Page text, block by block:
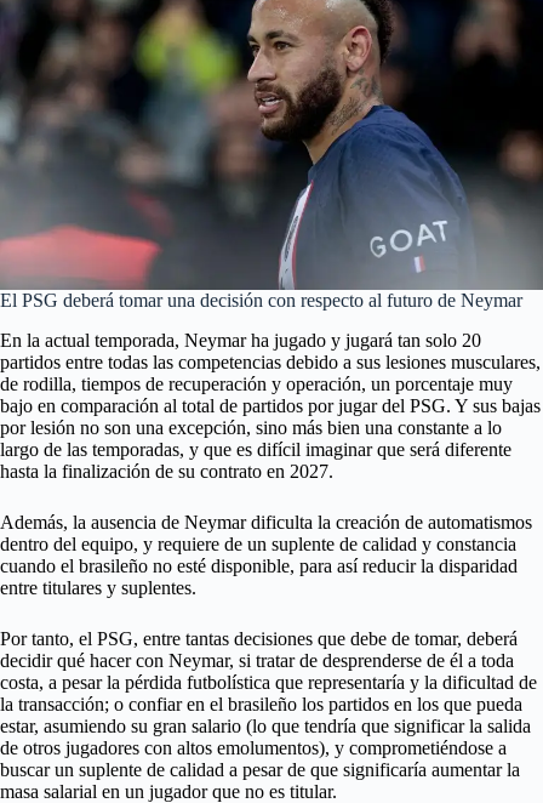
El PSG deberá tomar una decisión con respecto al futuro de Neymar
En la actual temporada, Neymar ha jugado y jugará tan solo 20
partidos entre todas las competencias debido a sus lesiones musculares,
de rodilla, tiempos de recuperación y operación, un porcentaje muy
bajo en comparación al total de partidos por jugar del PSG. Y sus bajas
por lesión no son una excepción, sino más bien una constante a lo
largo de las temporadas, y que es difícil imaginar que será diferente
hasta la finalización de su contrato en 2027.
Además, la ausencia de Neymar dificulta la creación de automatismos
dentro del equipo, y requiere de un suplente de calidad y constancia
cuando el brasileño no esté disponible, para así reducir la disparidad
entre titulares y suplentes.
Por tanto, el PSG, entre tantas decisiones que debe de tomar, deberá
decidir qué hacer con Neymar, si tratar de desprenderse de él a toda
costa, a pesar la pérdida futbolística que representaría y la dificultad de
la transacción; o confiar en el brasileño los partidos en los que pueda
estar, asumiendo su gran salario (lo que tendría que significar la salida
de otros jugadores con altos emolumentos), y comprometiéndose a
buscar un suplente de calidad a pesar de que significaría aumentar la
masa salarial en un jugador que no es titular.